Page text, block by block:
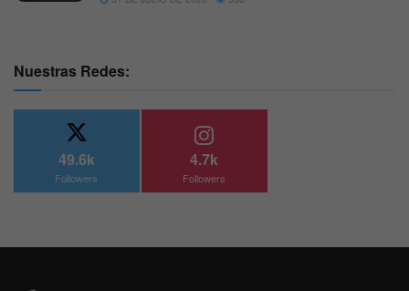
Nuestras Redes:
49.6k
Followers
4.7k
Followers